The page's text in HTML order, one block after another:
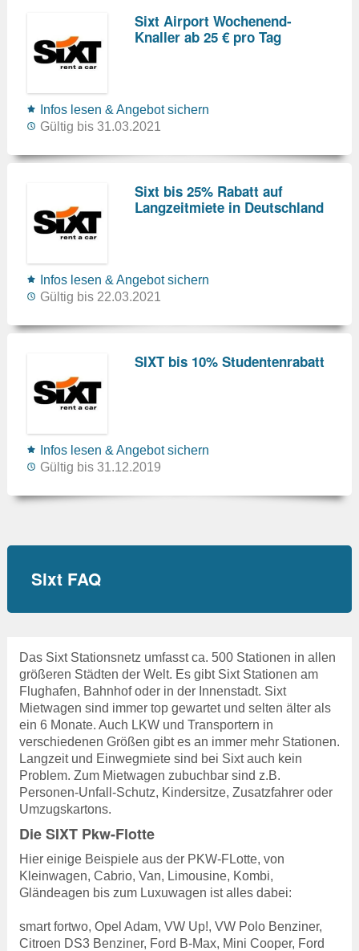
Sixt Airport Wochenend-
Knaller ab 25 € pro Tag
Infos lesen & Angebot sichern
Gültig bis 31.03.2021
Sixt bis 25% Rabatt auf
Langzeitmiete in Deutschland
Infos lesen & Angebot sichern
Gültig bis 22.03.2021
SIXT bis 10% Studentenrabatt
Infos lesen & Angebot sichern
Gültig bis 31.12.2019
Sixt FAQ
Das Sixt Stationsnetz umfasst ca. 500 Stationen in allen
größeren Städten der Welt. Es gibt Sixt Stationen am
Flughafen, Bahnhof oder in der Innenstadt. Sixt
Mietwagen sind immer top gewartet und selten älter als
ein 6 Monate. Auch LKW und Transportern in
verschiedenen Größen gibt es an immer mehr Stationen.
Langzeit und Einwegmiete sind bei Sixt auch kein
Problem. Zum Mietwagen zubuchbar sind z.B.
Personen-Unfall-Schutz, Kindersitze, Zusatzfahrer oder
Umzugskartons.
Die SIXT Pkw-Flotte
Hier einige Beispiele aus der PKW-FLotte, von
Kleinwagen, Cabrio, Van, Limousine, Kombi,
Gländeagen bis zum Luxuwagen ist alles dabei:
smart fortwo, Opel Adam, VW Up!, VW Polo Benziner,
Citroen DS3 Benziner, Ford B-Max, Mini Cooper, Ford